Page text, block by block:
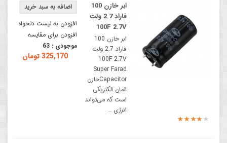
افزودن به لیست دلخواه
افزودن برای مقایسه
موجودی : 63
325,170 تومان
ابر خازن 100
فاراد 2.7 ولت
100F 2.7V
ابر خازن 100
فاراد 2.7 ولت
100F 2.7V
Super Farad
Capacitorخازن
المان الکتریکی
است که می‌تواند
انرژی ..